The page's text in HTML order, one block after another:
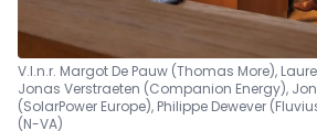
V.l.n.r. Margot De Pauw (Thomas More),
Jonas Verstraeten (Companion Energy),
(SolarPower Europe), Philippe Dewever
(N-VA)